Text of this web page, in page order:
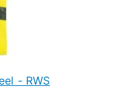
- RWS